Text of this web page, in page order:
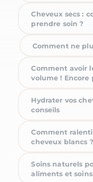
Cheveux secs :
prendre soin ?
Comment ne
Comment avoir
volume ! Encore
Hydrater vos
conseils
Comment
cheveux blancs ?
Soins naturels
aliments et